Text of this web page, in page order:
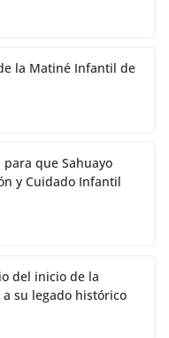
la Matiné Infantil de
que Sahuayo
y Cuidado Infantil
del inicio de la
su legado histórico